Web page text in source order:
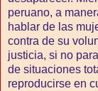
peruano, a
hablar de las
contra de su
justicia, si no
de situaciones
reproducirse en